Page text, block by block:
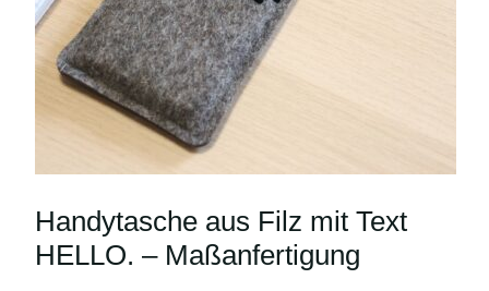
Handytasche aus Filz mit Text
HELLO. – Maßanfertigung